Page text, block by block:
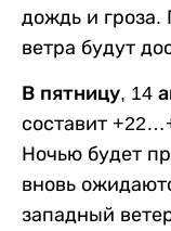
дождь и гроза.
ветра будут
В пятницу, 14
составит
Ночью будет
вновь
западный